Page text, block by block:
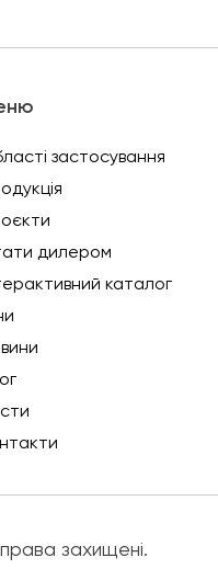
застосування
дилером
каталог
захищені.